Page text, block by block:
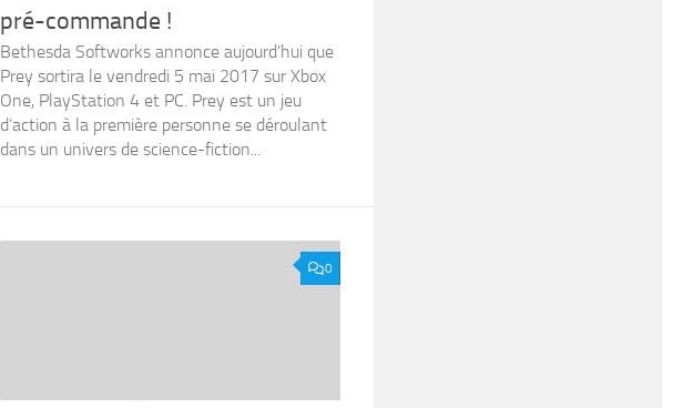
pré-commande !
Bethesda Softworks annonce aujourd’hui que
Prey sortira le vendredi 5 mai 2017 sur Xbox
One, PlayStation 4 et PC. Prey est un jeu
d’action à la première personne se déroulant
dans un univers de science-fiction...
0